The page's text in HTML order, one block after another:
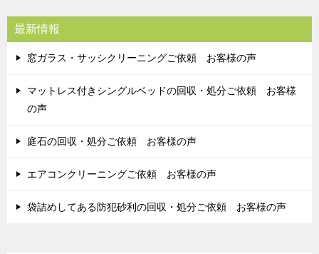
最新情報
窓ガラス・サッシクリーニングご依頼 お客様の声
マットレス付きシングルベッドの回収・処分ご依頼 お客様
の声
庭石の回収・処分ご依頼 お客様の声
エアコンクリーニングご依頼 お客様の声
袋詰めしてある防犯砂利の回収・処分ご依頼 お客様の声